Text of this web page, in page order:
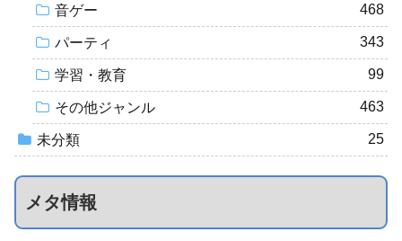
音ゲー 468
パーティ 343
学習・教育 99
その他ジャンル 463
未分類 25
メタ情報